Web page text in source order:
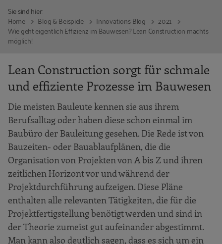
Sie sind hier:
Home
Blog & Beispiele Innovations-Blog
2021
Wie geht eigentlich Effizienz im Bauwesen? Lean Construction machts
möglich!
Lean Construction sorgt für schmale
und effiziente Prozesse im Bauwesen
Die meisten Bauleute kennen sie aus ihrem
Berufsalltag oder haben diese schon einmal im
Baubüro der Bauleitung gesehen. Die Rede ist von
Bauzeiten- oder Bauablaufplänen, die die
Organisation von Projekten von A bis Z und ihren
zeitlichen Horizont vor und während der
Projektdurchführung aufzeigen. Diese Pläne
enthalten alle relevanten Tätigkeiten, die für die
Projektfertigstellung benötigt werden und sind in
der Theorie zumeist gut aufeinander abgestimmt.
Man kann also deutlich sagen, dass es sich um ein